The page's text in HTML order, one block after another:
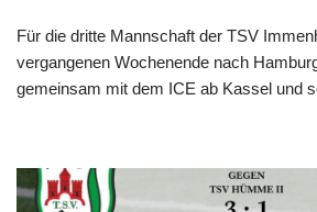
Für die dritte Mannschaft der TSV
vergangenen Wochenende nach
gemeinsam mit dem ICE ab Kassel und